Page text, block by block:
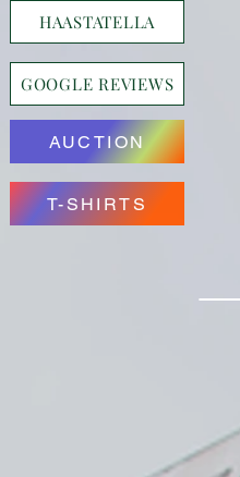
HAASTATELLA
GOOGLE REVIEWS
AUCTION
T-SHIRTS